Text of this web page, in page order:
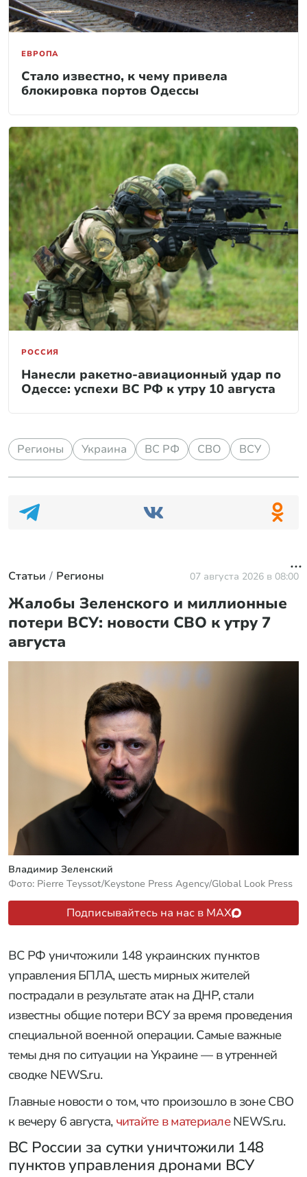
ЕВРОПА
Стало известно, к чему привела
блокировка портов Одессы
РОССИЯ
Нанесли ракетно-авиационный удар по
Одессе: успехи ВС РФ к утру 10 августа
Регионы Украина ВС РФ СВО ВСУ
Статьи Регионы 07 августа 2026 в 08:00
Жалобы Зеленского и миллионные
потери ВСУ: новости СВО к утру 7
августа
Владимир Зеленский
Фото: Pierre Teyssot/Keystone Press Agency/Global Look Press
Подписывайтесь на нас в MAX
ВС РФ уничтожили 148 украинских пунктов
управления БПЛА, шесть мирных жителей
пострадали в результате атак на ДНР, стали
известны общие потери ВСУ за время проведения
специальной военной операции. Самые важные
темы дня по ситуации на Украине — в утренней
сводке NEWS.ru.
Главные новости о том, что произошло в зоне СВО
к вечеру 6 августа, читайте в материалеNEWS.ru.
ВС России за сутки уничтожили 148
пунктов управления дронами ВСУ